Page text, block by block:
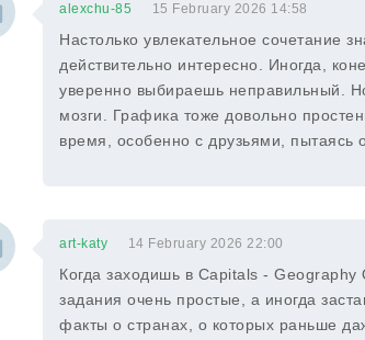
alexchu-85 15 February 2026 14:58
Настолько увлекательное сочетание
действительно интересно. Иногда,
уверенно выбираешь неправильный.
мозги. Графика тоже довольно
время, особенно с друзьями, пытаясь
art-katy 14 February 2026 22:00
Когда заходишь в Capitals - Geography
задания очень простые, а иногда
факты о странах, о которых раньше